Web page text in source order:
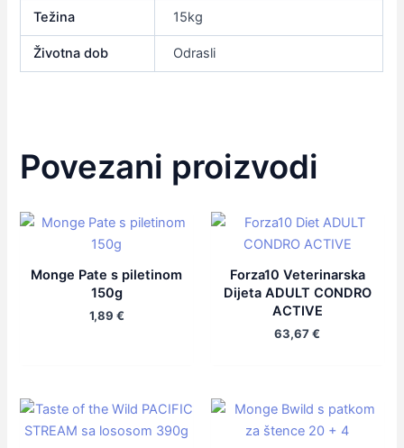
Težina 15kg
Životna dob Odrasli
Povezani proizvodi
Monge Pate s piletinom
150g
1,89 €
Forza10 Veterinarska
Dijeta ADULT CONDRO
ACTIVE
63,67€